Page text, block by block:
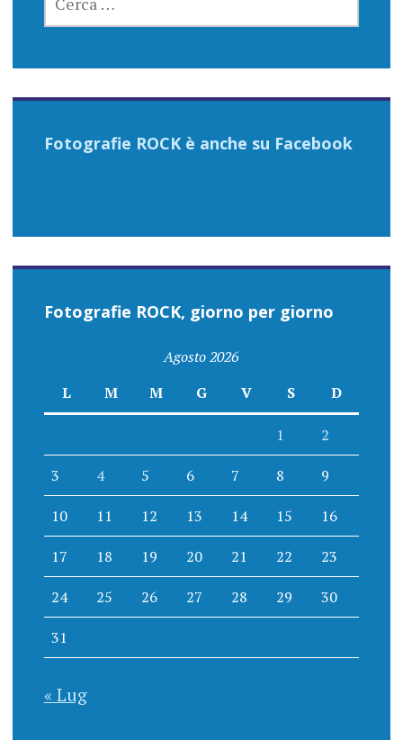
PER:
Fotografie ROCK è anche su Facebook
Fotografie ROCK, giorno per giorno
Agosto 2026
L
M M G V S D
1 2
3 4 5 6 7 8 9
10 11 12 13 14 15 16
17 18 19 20 21 22 23
24 25 26 27 28 29 30
31
« Lug